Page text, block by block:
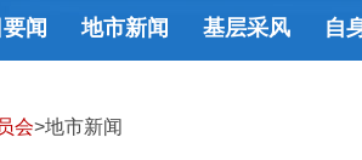
闻 地市新闻 基层采风 自
会>地市新闻